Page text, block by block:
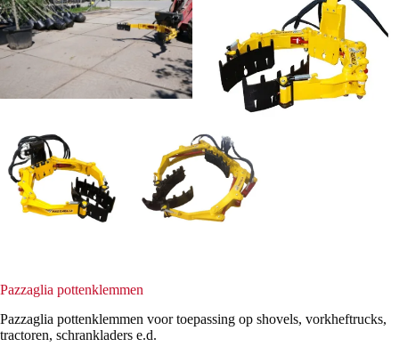
Pazzaglia pottenklemmen
Pazzaglia pottenklemmen voor toepassing op shovels, vorkheftrucks,
tractoren, schrankladers e.d.